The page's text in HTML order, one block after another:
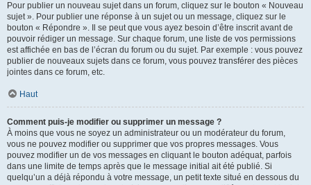
Pour publier un nouveau sujet dans un forum, cliquez sur le bouton « Nouveau
sujet ». Pour publier une réponse à un sujet ou un message, cliquez sur le
bouton « Répondre ». Il se peut que vous ayez besoin d’être inscrit avant de
pouvoir rédiger un message. Sur chaque forum, une liste de vos permissions
est affichée en bas de l’écran du forum ou du sujet. Par exemple : vous pouvez
publier de nouveaux sujets dans ce forum, vous pouvez transférer des pièces
jointes dans ce forum, etc.
Haut
Comment puis-je modifier ou supprimer un message ?
À moins que vous ne soyez un administrateur ou un modérateur du forum,
vous ne pouvez modifier ou supprimer que vos propres messages. Vous
pouvez modifier un de vos messages en cliquant le bouton adéquat, parfois
dans une limite de temps après que le message initial ait été publié. Si
quelqu’un a déjà répondu à votre message, un petit texte situé en dessous du